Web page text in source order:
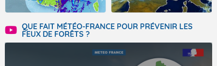
QUE FAIT MÉTÉO-FRANCE POUR PRÉVENIR LES
FEUX DE FORÊTS ?